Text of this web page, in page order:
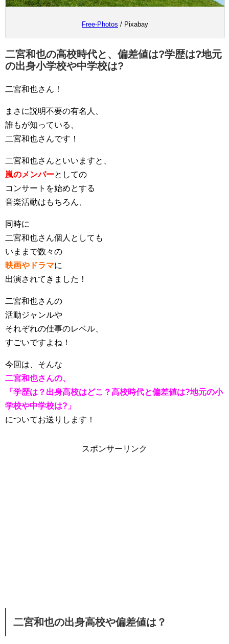
Free-Photos / Pixabay
二宮和也の高校時代と、偏差値は?学歴は?地元
の出身小学校や中学校は?
二宮和也さん！
まさに説明不要の有名人、
誰もが知っている、
二宮和也さんです！
二宮和也さんといいますと、
嵐のメンバーとしての
コンサートを始めとする
音楽活動はもちろん、
同時に
二宮和也さん個人としても
いままで数々の
映画やドラマに
出演されてきました！
二宮和也さんの
活動ジャンルや
それぞれの仕事のレベル、
すごいですよね！
今回は、そんな
二宮和也さんの、
「学歴は？出身高校はどこ？高校時代と偏差値は?地元の小
学校や中学校は?」
についてお送りします！
スポンサーリンク
二宮和也の出身高校や偏差値は？